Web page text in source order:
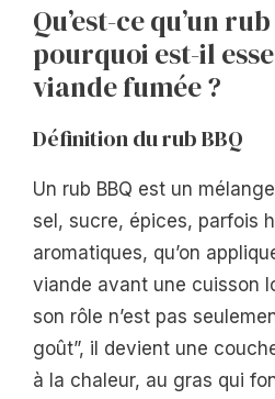
Qu’est-ce qu’un
pourquoi est-il
viande fumée ?
Définition du rub BBQ
Un rub BBQ est un mélange
sel, sucre, épices, parfois
aromatiques, qu’on
viande avant une cuisson
son rôle n’est pas
goût”, il devient une
à la chaleur, au gras qui